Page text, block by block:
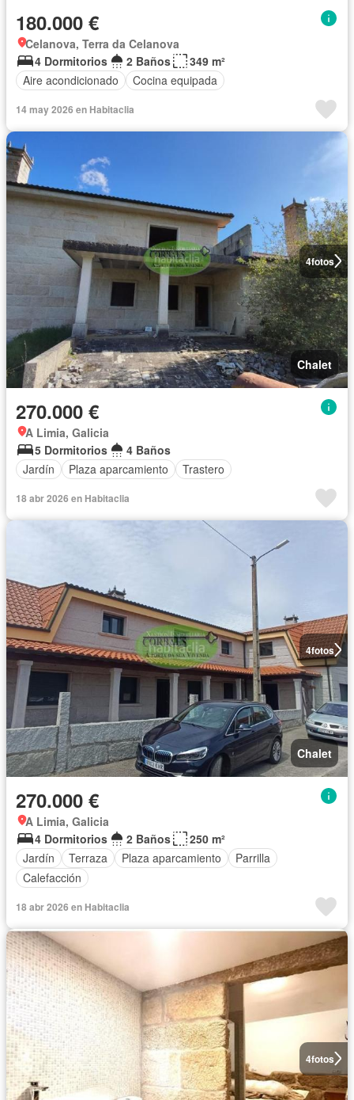
180.000 €
Celanova, Terra da Celanova
4 Dormitorios
2 Baños
349 m²
Aire acondicionado
Cocina equipada
14 may 2026 en Habitaclia
4fotos
Chalet
270.000 €
A Limia, Galicia
5 Dormitorios
4 Baños
Jardín
Plaza aparcamiento Trastero
18 abr 2026 en Habitaclia
4fotos
Chalet
270.000 €
A Limia, Galicia
4 Dormitorios
2 Baños
250 m²
Jardín
Terraza Plaza aparcamiento
Parrilla
Calefacción
18 abr 2026 en Habitaclia
4fotos